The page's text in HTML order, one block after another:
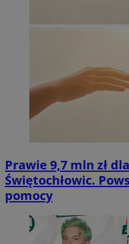
Prawie 9,7 mln zł
Świętochłowic.
pomocy